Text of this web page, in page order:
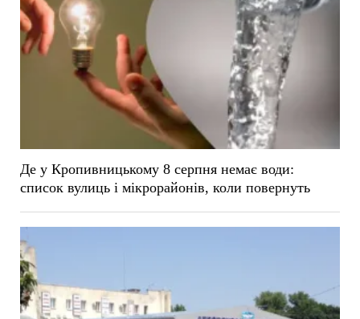
Де у Кропивницькому 8 серпня немає води:
список вулиць і мікрорайонів, коли повернуть